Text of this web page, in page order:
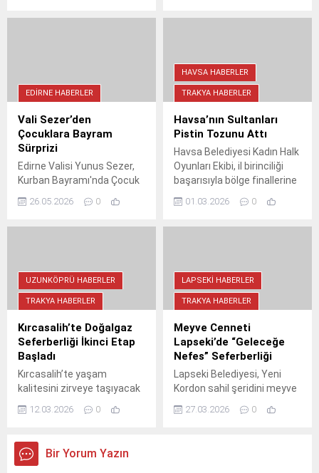
müzik dolu bir gece
sunacak. Gençlerin sahne
performanslarını izlemek ve
onlara destek olmak için
herkes davetli.
EDIRNE HABERLER
Vali Sezer’den
Çocuklara Bayram
Sürprizi
Edirne Valisi Yunus Sezer,
Kurban Bayramı'nda Çocuk
çocukların bayramını
korumasındaki çocukların
mutluluğu gözlerinden
okunurken, Vali Sezer'den
anlamlı mesajlar geldi.
26.05.2026 0
HAVSA HABERLER
TRAKYA HABERLER
Havsa’nın Sultanları
Pistin Tozunu Attı
Havsa Belediyesi Kadın Halk
Oyunları Ekibi, il birinciliği
başarısıyla bölge finallerine
Antrenör Gürkan
01.03.2026 0
UZUNKÖPRÜ HABERLER
TRAKYA HABERLER
Kırcasalih’te Doğalgaz
Seferberliği İkinci Etap
Başladı
Kırcasalih’te yaşam
kalitesini zirveye taşıyacak
doğalgaz seferberliğinde
ikinci etap çalışmaları
işlemleriyle belde genelinde
temiz enerji ağı genişliyor.
12.03.2026 0
LAPSEKI HABERLER
TRAKYA HABERLER
Meyve Cenneti
Lapseki’de “Geleceğe
Nefes” Seferberliği
Lapseki Belediyesi, Yeni
Kordon sahil şeridini meyve
ağaçlarıyla donattı.
"Geleceğe Nefes"
27.03.2026 0
Bir Yorum Yazın